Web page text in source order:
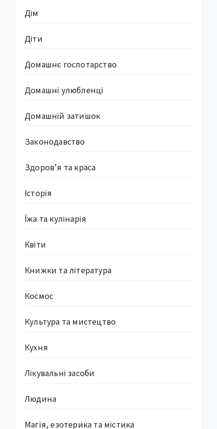
Дім
Діти
Домашнє госпотарство
Домашні улюбленці
Домашній затишок
Законодавство
Здоров’я та краса
Історія
Їжа та кулінарія
Квіти
Книжки та література
Космос
Культура та мистецтво
Кухня
Лікувальні засоби
Людина
Магія, езотерика та містика